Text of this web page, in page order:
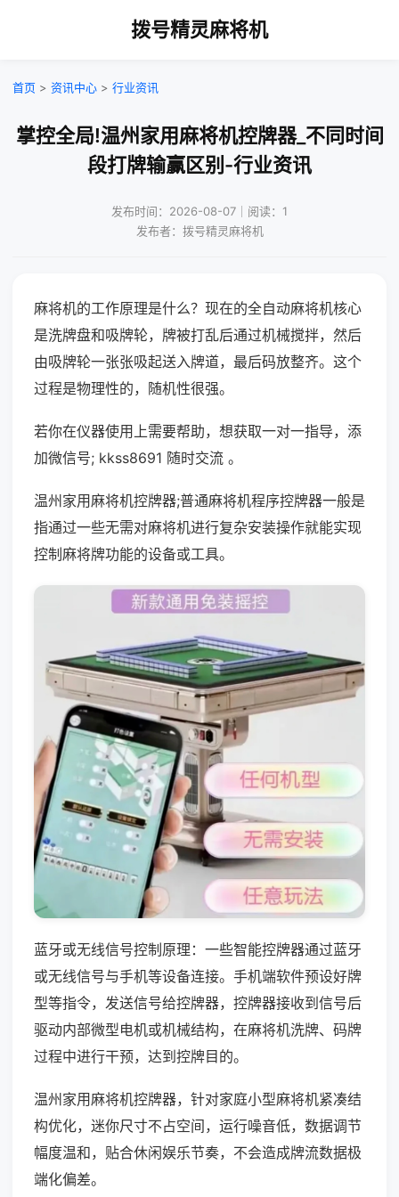
拨号精灵麻将机
首页 > 资讯中心 > 行业资讯
掌控全局!温州家用麻将机控牌器_不同时间
段打牌输赢区别-行业资讯
发布时间：2026-08-07｜阅读：1
发布者：拨号精灵麻将机
麻将机的工作原理是什么？现在的全自动麻将机核心
是洗牌盘和吸牌轮，牌被打乱后通过机械搅拌，然后
由吸牌轮一张张吸起送入牌道，最后码放整齐。这个
过程是物理性的，随机性很强。
若你在仪器使用上需要帮助，想获取一对一指导，添
加微信号; kkss8691 随时交流 。
温州家用麻将机控牌器;普通麻将机程序控牌器一般是
指通过一些无需对麻将机进行复杂安装操作就能实现
控制麻将牌功能的设备或工具。
蓝牙或无线信号控制原理：一些智能控牌器通过蓝牙
或无线信号与手机等设备连接。手机端软件预设好牌
型等指令，发送信号给控牌器，控牌器接收到信号后
驱动内部微型电机或机械结构，在麻将机洗牌、码牌
过程中进行干预，达到控牌目的。
温州家用麻将机控牌器，针对家庭小型麻将机紧凑结
构优化，迷你尺寸不占空间，运行噪音低，数据调节
幅度温和，贴合休闲娱乐节奏，不会造成牌流数据极
端化偏差。